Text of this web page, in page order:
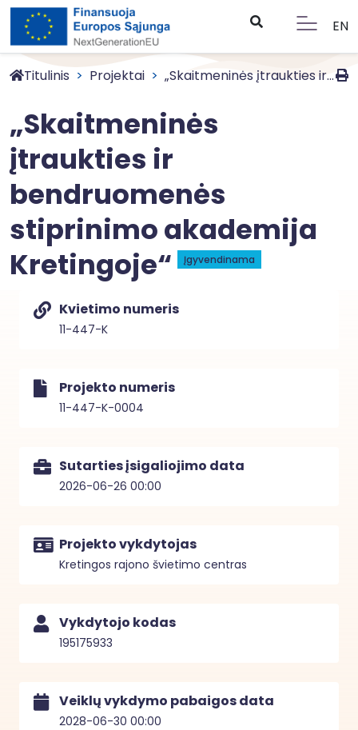
EN
Titulinis Projektai „Skaitmeninės įtraukties ir...
„Skaitmeninės
įtraukties ir
bendruomenės
stiprinimo akademija
Kretingoje“
Įgyvendinama
Kvietimo numeris
11-447-K
Projekto numeris
11-447-K-0004
Sutarties įsigaliojimo data
2026-06-26 00:00
Projekto vykdytojas
Kretingos rajono švietimo centras
Vykdytojo kodas
195175933
Veiklų vykdymo pabaigos data
2028-06-30 00:00